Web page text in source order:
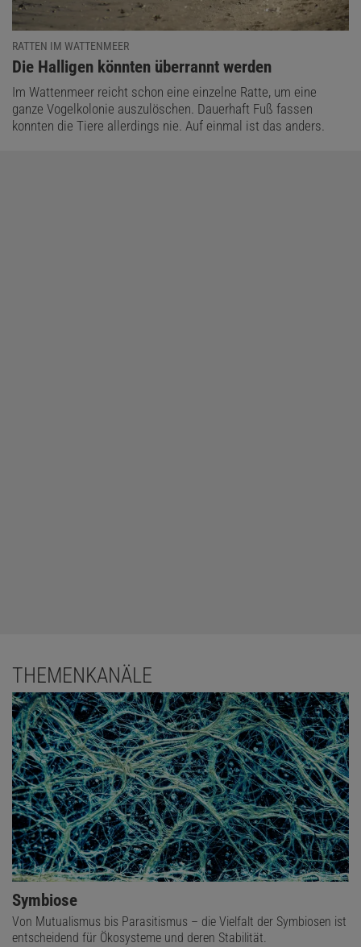
RATTEN IM WATTENMEER
:
Die Halligen könnten überrannt werden
Im Wattenmeer reicht schon eine einzelne Ratte, um eine
ganze Vogelkolonie auszulöschen. Dauerhaft Fuß fassen
konnten die Tiere allerdings nie. Auf einmal ist das anders.
THEMENKANÄLE
Symbiose
Von Mutualismus bis Parasitismus – die Vielfalt der Symbiosen ist
entscheidend für Ökosysteme und deren Stabilität.